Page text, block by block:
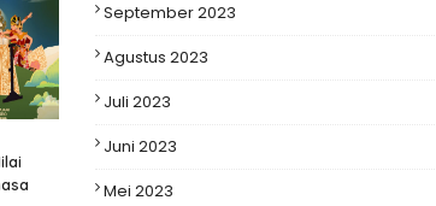
September 2023
Agustus 2023
Juli 2023
Juni 2023
Mei 2023